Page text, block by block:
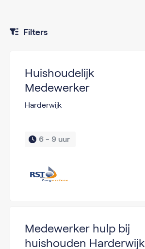
Filters
Huishoudelijk
Medewerker
Harderwijk
6 - 9 uur
Medewerker hulp bij
huishouden Harderwijk